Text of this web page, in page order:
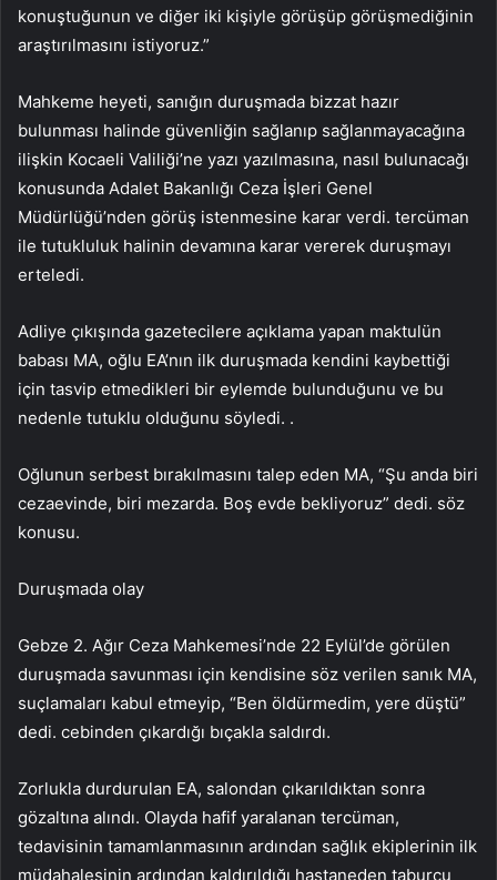
konuştuğunun ve diğer iki kişiyle görüşüp görüşmediğinin
araştırılmasını istiyoruz.”
Mahkeme heyeti, sanığın duruşmada bizzat hazır
bulunması halinde güvenliğin sağlanıp sağlanmayacağına
ilişkin Kocaeli Valiliği’ne yazı yazılmasına, nasıl bulunacağı
konusunda Adalet Bakanlığı Ceza İşleri Genel
Müdürlüğü’nden görüş istenmesine karar verdi. tercüman
ile tutukluluk halinin devamına karar vererek duruşmayı
erteledi.
Adliye çıkışında gazetecilere açıklama yapan maktulün
babası MA, oğlu EA’nın ilk duruşmada kendini kaybettiği
için tasvip etmedikleri bir eylemde bulunduğunu ve bu
nedenle tutuklu olduğunu söyledi. .
Oğlunun serbest bırakılmasını talep eden MA, “Şu anda biri
cezaevinde, biri mezarda. Boş evde bekliyoruz” dedi. söz
konusu.
Duruşmada olay
Gebze 2. Ağır Ceza Mahkemesi’nde 22 Eylül’de görülen
duruşmada savunması için kendisine söz verilen sanık MA,
suçlamaları kabul etmeyip, “Ben öldürmedim, yere düştü”
dedi. cebinden çıkardığı bıçakla saldırdı.
Zorlukla durdurulan EA, salondan çıkarıldıktan sonra
gözaltına alındı. Olayda hafif yaralanan tercüman,
tedavisinin tamamlanmasının ardından sağlık ekiplerinin ilk
müdahalesinin ardından kaldırıldığı hastaneden taburcu